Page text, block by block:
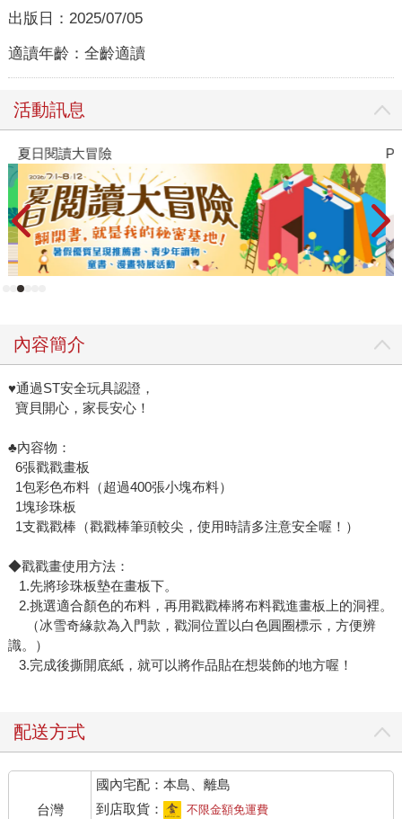
出版日： 2025/07/05
適讀年齡： 全齡適讀
活動訊息
夏日閱讀大冒險
內容簡介
♥通過ST安全玩具認證，
寶貝開心，家長安心！
♣內容物：
6張戳戳畫板
1包彩色布料（超過400張小塊布料）
1塊珍珠板
1支戳戳棒（戳戳棒筆頭較尖，使用時請多注意安全喔！）
◆戳戳畫使用方法：
1.先將珍珠板墊在畫板下。
2.挑選適合顏色的布料，再用戳戳棒將布料戳進畫板上的洞裡。
（冰雪奇緣款為入門款，戳洞位置以白色圓圈標示，方便辨
識。）
3.完成後撕開底紙，就可以將作品貼在想裝飾的地方喔！
配送方式
台灣
國內宅配：本島、離島
到店取貨：
不限金額免運費